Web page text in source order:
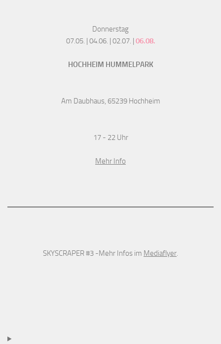
Donnerstag
07.05. | 04.06. | 02.07. | 06.08.
HOCHHEIM HUMMELPARK
Am Daubhaus, 65239 Hochheim
17 - 22 Uhr
Mehr Info
SKYSCRAPER #3 -Mehr Infos im Mediaflyer